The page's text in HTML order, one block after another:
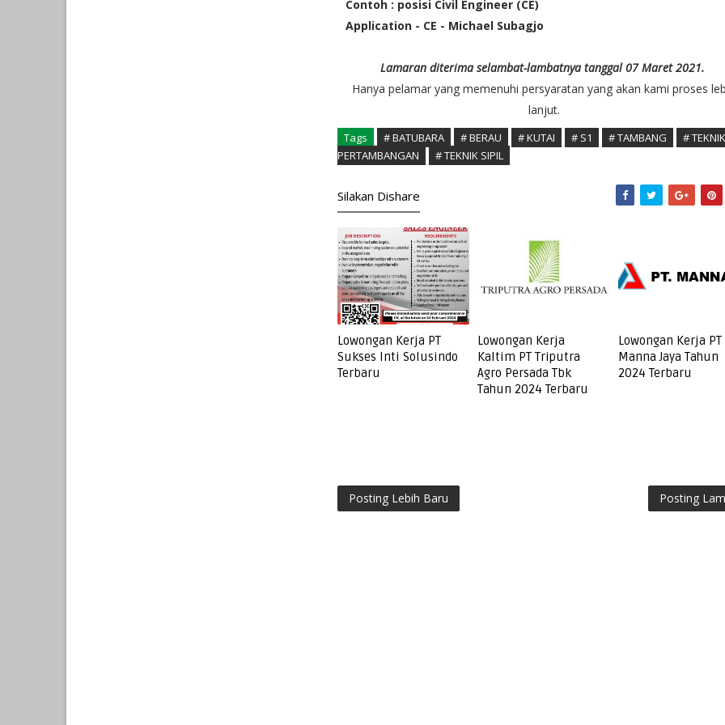
Contoh : posisi Civil Engineer (CE)
Application - CE - Michael Subagjo
Lamaran diterima selambat-lambatnya tanggal 07 Maret 2021.
Hanya pelamar yang memenuhi persyaratan yang akan kami proses
lanjut.
Tags # BATUBARA # BERAU # KUTAI # S1 # TAMBANG
# TEKNIK
PERTAMBANGAN
# TEKNIK SIPIL
Silakan Dishare
Lowongan Kerja PT
Sukses Inti Solusindo
Terbaru
Lowongan Kerja
Kaltim PT Triputra
Agro Persada Tbk
Tahun 2024 Terbaru
Lowongan Kerja PT
Manna Jaya Tahun
2024 Terbaru
Posting Lebih Baru Posting